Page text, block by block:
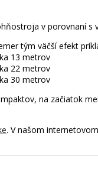
v porovnaní
tým väčší efekt
13 metrov
22 metrov
30 metrov
na začiatok
. V našom